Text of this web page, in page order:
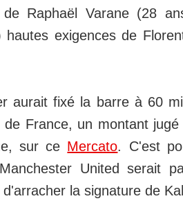
Raphaël Varane (28
hautes exigences de
aurait fixé la barre à 60
France, un montant
sur ce Mercato. C'est
United serait
la signature de